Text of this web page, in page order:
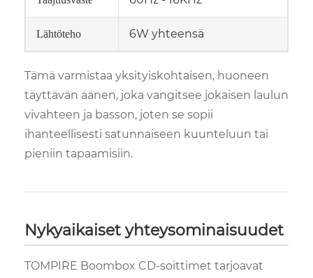
Lähtöteho 6W yhteensä
Tämä varmistaa yksityiskohtaisen, huoneen
täyttävän äänen, joka vangitsee jokaisen laulun
vivahteen ja basson, joten se sopii
ihanteellisesti satunnaiseen kuunteluun tai
pieniin tapaamisiin.
Nykyaikaiset yhteysominaisuudet
TOMPIRE Boombox CD-soittimet tarjoavat